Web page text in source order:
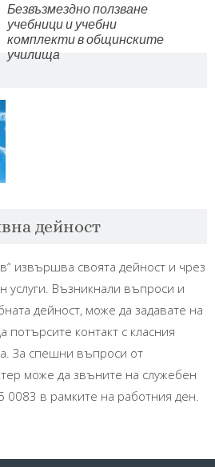
Безвъзмездно ползване
учебници и учебни
комплекти в общинските
училища
дейност
извършва своята дейност и чрез
услуги. Възникнали въпроси и
дейност, може да задавате на
потърсите контакт с класния
За спешни въпроси от
може да звъните на служебен
в рамките на работния ден.